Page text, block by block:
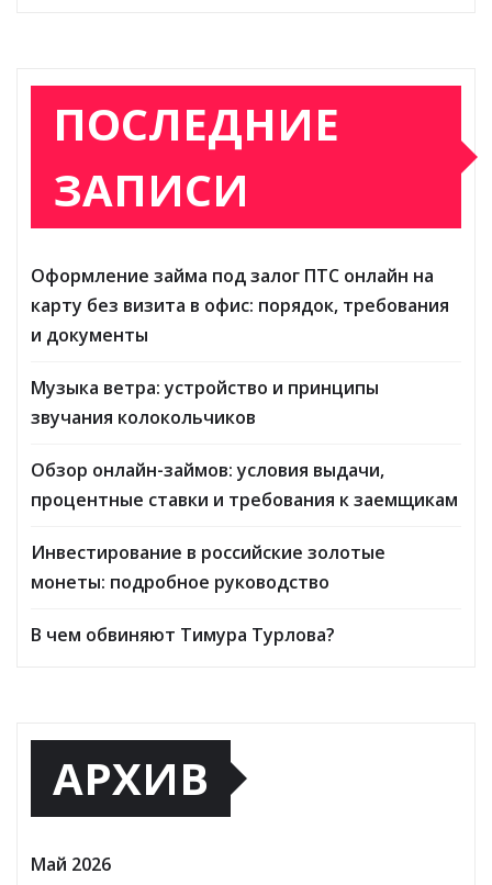
ПОСЛЕДНИЕ
ЗАПИСИ
Оформление займа под залог ПТС онлайн на
карту без визита в офис: порядок, требования
и документы
Музыка ветра: устройство и принципы
звучания колокольчиков
Обзор онлайн-займов: условия выдачи,
процентные ставки и требования к заемщикам
Инвестирование в российские золотые
монеты: подробное руководство
В чем обвиняют Тимура Турлова?
АРХИВ
Май 2026